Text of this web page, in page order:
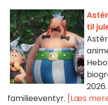
til
familieeventyr. [Læs